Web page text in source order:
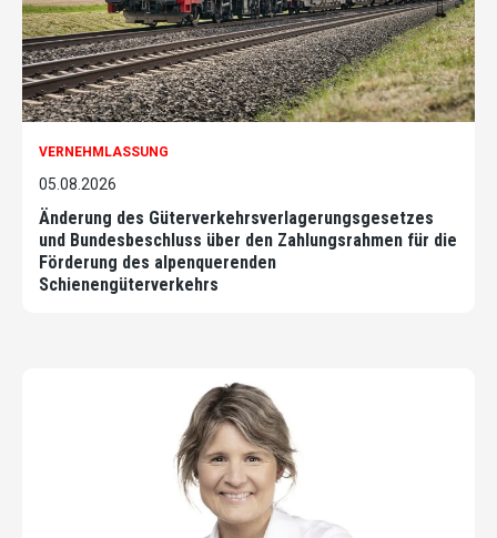
VERNEHMLASSUNG
05.08.2026
Änderung des Güterverkehrsverlagerungsgesetzes
und Bundesbeschluss über den Zahlungsrahmen für die
Förderung des alpenquerenden
Schienengüterverkehrs